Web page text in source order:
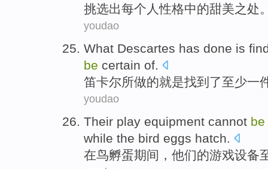
挑选出每个人性格中的甜美之处
youdao
What Descartes has done is
be certain of.
笛卡尔所做的就是找到 了至少一
youdao
Their play equipment cannot be
while the bird eggs hatch.
在鸟孵蛋期间， 他们的游戏设备